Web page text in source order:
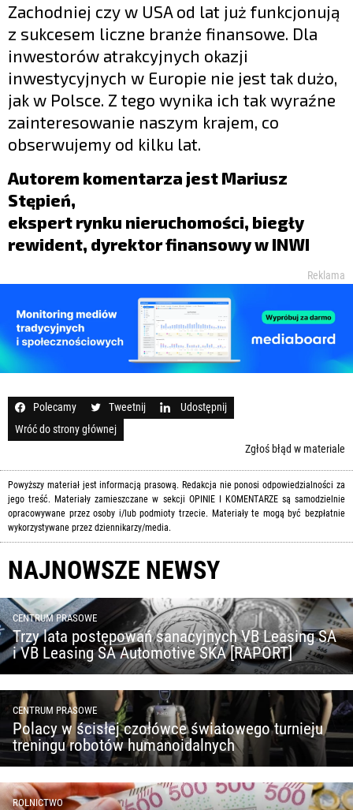
Zachodniej czy w USA od lat już funkcjonują
z sukcesem liczne branże finansowe. Dla
inwestorów atrakcyjnych okazji
inwestycyjnych w Europie nie jest tak dużo,
jak w Polsce. Z tego wynika ich tak wyraźne
zainteresowanie naszym krajem, co
obserwujemy od kilku lat.
Autorem komentarza jest Mariusz
Stępień,
ekspert rynku nieruchomości, biegły
rewident, dyrektor finansowy w INWI
Reklama
Polecamy Tweetnij
Udostępnij
Wróć do strony głównej
Zgłoś błąd w materiale
Powyższy materiał jest informacją prasową. Redakcja nie ponosi odpowiedzialności za
jego treść. Materiały zamieszczane w sekcji OPINIE I KOMENTARZE są samodzielnie
opracowywane przez osoby i/lub podmioty trzecie. Materiały te mogą być bezpłatnie
wykorzystywane przez dziennikarzy/media.
NAJNOWSZE NEWSY
CENTRUM PRASOWE
Trzy lata postępowań sanacyjnych VB Leasing SA
i VB Leasing SA Automotive SKA [RAPORT]
CENTRUM PRASOWE
Polacy w ścisłej czołówce światowego turnieju
treningu robotów humanoidalnych
ROLNICTWO